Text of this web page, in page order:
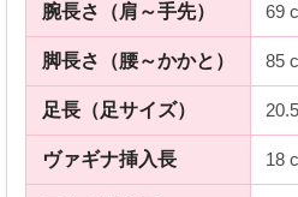
腕長さ（肩～手先） 69
脚長さ（腰～かかと） 85
足長（足サイズ）
ヴァギナ挿入長 18